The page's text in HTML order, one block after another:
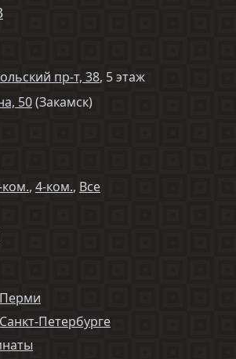
пр-т, 38, 5 этаж
50(Закамск)
, 4-ком., Все
Петербурге